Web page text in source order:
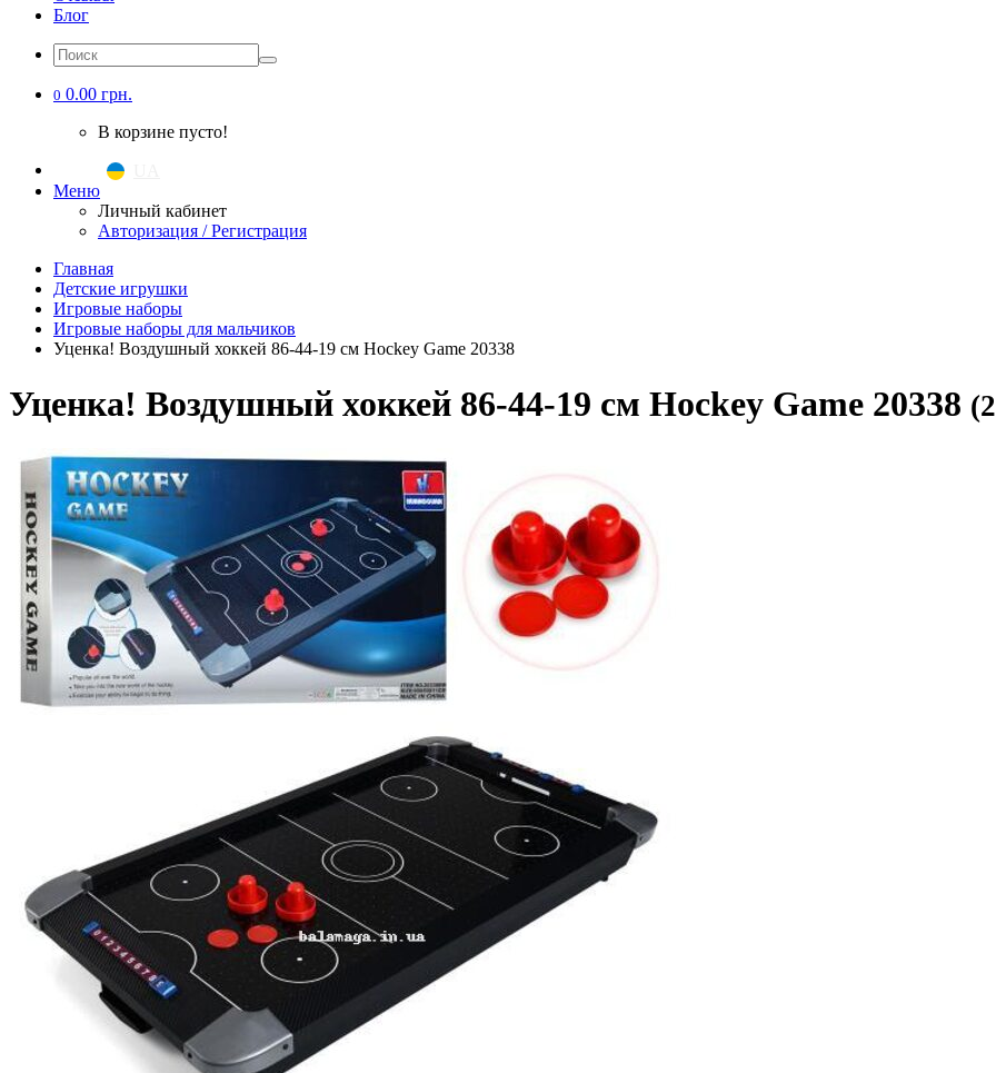
Блог
0 0.00 грн.
В корзине пусто!
Меню
Личный кабинет
Авторизация / Регистрация
Главная
Детские игрушки
Игровые наборы
Игровые наборы для мальчиков
Уценка! Воздушный хоккей 86-44-19 см Hockey Game 20338
Уценка! Воздушный хоккей 86-44-19 см Hockey Game 20338